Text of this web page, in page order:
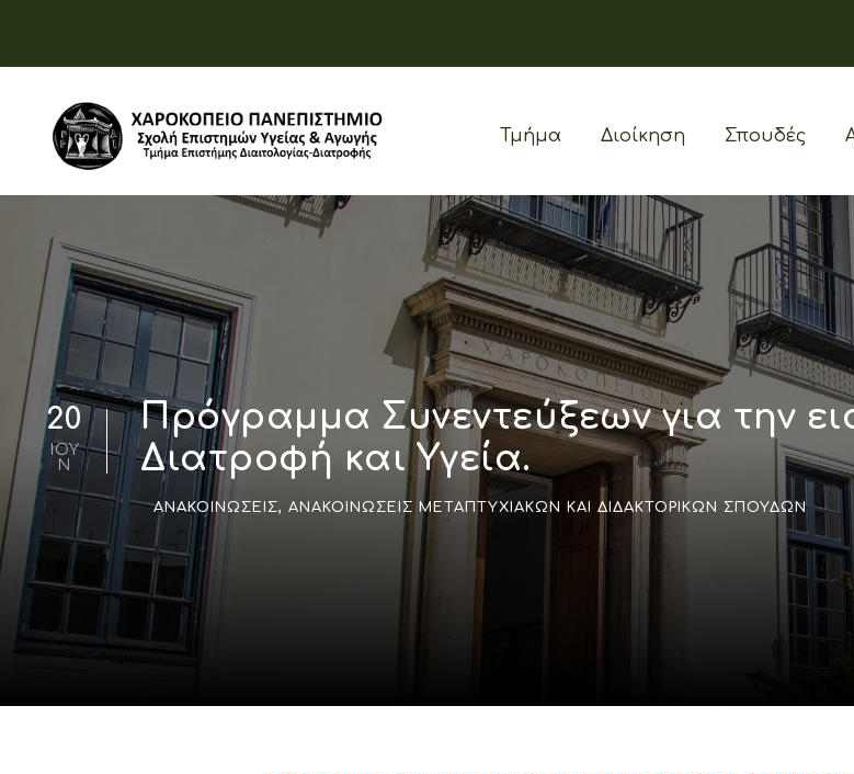
Τμήμα Διοίκηση Σπουδές
20
ΙΟΎ
Ν
Πρόγραμμα Συνεντεύξεων για την
Διατροφή και Υγεία.
ΑΝΑΚΟΙΝΏΣΕΙΣ, ΑΝΑΚΟΙΝΏΣΕΙΣ ΜΕΤΑΠΤΥΧΙΑΚΏΝ ΚΑΙ ΔΙΔΑΚΤΟΡΙΚΏΝ ΣΠΟΥΔΏΝ